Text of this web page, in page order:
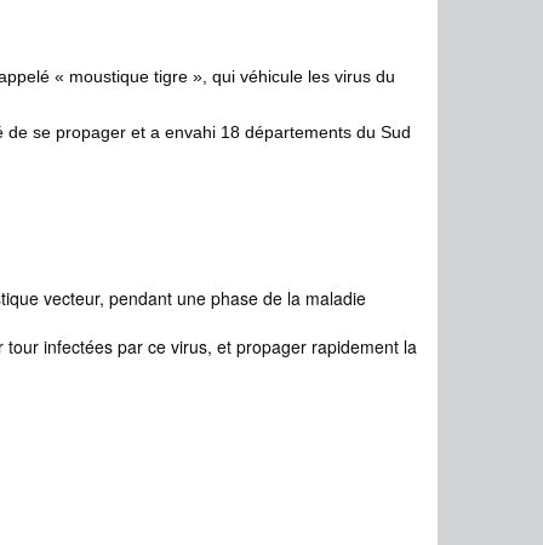
« moustique tigre », qui véhicule les virus du
se propager et a envahi 18 départements du Sud
vecteur, pendant une phase de la maladie
infectées par ce virus, et propager rapidement la